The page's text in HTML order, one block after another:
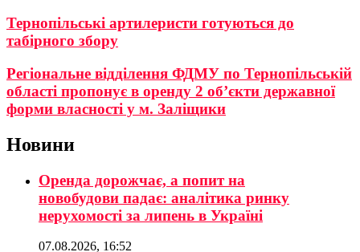
Тернопільські артилеристи готуються до
табірного збору
Регіональне відділення ФДМУ по Тернопільській
області пропонує в оренду 2 об’єкти державної
форми власності у м. Заліщики
Новини
Оренда дорожчає, а попит на
новобудови падає: аналітика ринку
нерухомості за липень в Україні
07.08.2026, 16:52